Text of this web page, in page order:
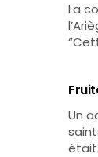
La
Un
était